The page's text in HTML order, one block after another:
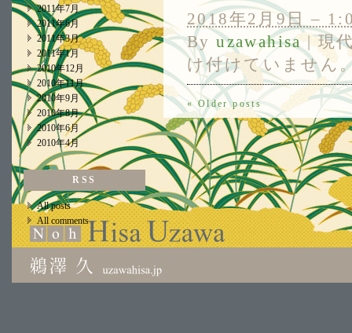
2018年2月9日 –
Byuzawahisa | 現
け付けていません
«Older posts
2011年7月
2011年6月
2011年3月
2011年1月
2010年12月
2010年11月
2010年9月
2010年8月
2010年6月
2010年4月
RSS
All posts
All comments